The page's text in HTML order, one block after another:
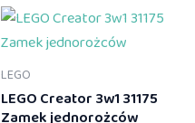
LEGO
LEGO Creator 3w1 31175
Zamek jednorożców